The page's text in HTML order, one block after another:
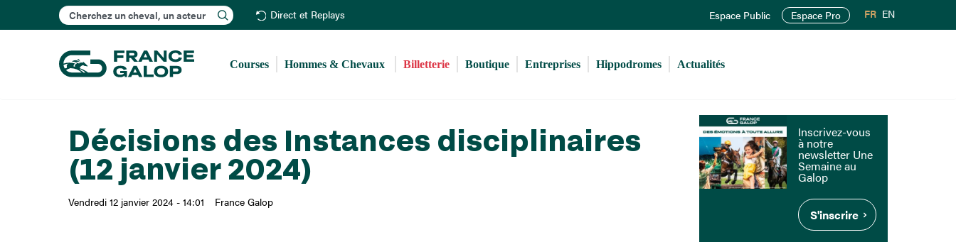
au
principal
Rechercher Direct et Replays Espace Public Espace Pro FR EN
Courses Hommes & Chevaux Billetterie Boutique Entreprises Hippodromes Actualités
Décisions des Instances disciplinaires
(12 janvier 2024)
Vendredi 12 janvier 2024 - 14:01 France Galop
Inscrivez-vous
à notre
newsletter Une
Semaine au
Galop
S'inscrire